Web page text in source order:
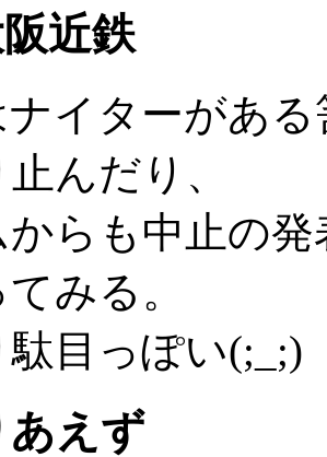
近鉄
ナイターがあ
んだり、
からも中止の
みる。
目っぽい(;_;)
えず